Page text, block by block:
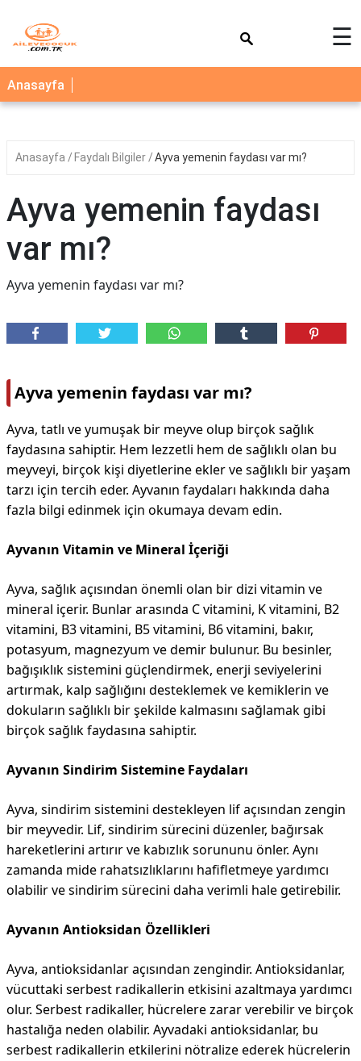
AİLE
ÇOCUK
SAĞLIK
BLOG
FAYDALI
TARİFLERİ
☰
Anasayfa
Anasayfa Faydalı Bilgiler Ayva yemenin faydası var mı?
Ayva yemenin faydası
var mı?
Ayva yemenin faydası var mı?
Ayva yemenin faydası var mı?
Ayva, tatlı ve yumuşak bir meyve olup birçok sağlık
faydasına sahiptir. Hem lezzetli hem de sağlıklı olan bu
meyveyi, birçok kişi diyetlerine ekler ve sağlıklı bir yaşam
tarzı için tercih eder. Ayvanın faydaları hakkında daha
fazla bilgi edinmek için okumaya devam edin.
Ayvanın Vitamin ve Mineral İçeriği
Ayva, sağlık açısından önemli olan bir dizi vitamin ve
mineral içerir. Bunlar arasında C vitamini, K vitamini, B2
vitamini, B3 vitamini, B5 vitamini, B6 vitamini, bakır,
potasyum, magnezyum ve demir bulunur. Bu besinler,
bağışıklık sistemini güçlendirmek, enerji seviyelerini
artırmak, kalp sağlığını desteklemek ve kemiklerin ve
dokuların sağlıklı bir şekilde kalmasını sağlamak gibi
birçok sağlık faydasına sahiptir.
Ayvanın Sindirim Sistemine Faydaları
Ayva, sindirim sistemini destekleyen lif açısından zengin
bir meyvedir. Lif, sindirim sürecini düzenler, bağırsak
hareketlerini artırır ve kabızlık sorununu önler. Aynı
zamanda mide rahatsızlıklarını hafifletmeye yardımcı
olabilir ve sindirim sürecini daha verimli hale getirebilir.
Ayvanın Antioksidan Özellikleri
Ayva, antioksidanlar açısından zengindir. Antioksidanlar,
vücuttaki serbest radikallerin etkisini azaltmaya yardımcı
olur. Serbest radikaller, hücrelere zarar verebilir ve birçok
hastalığa neden olabilir. Ayvadaki antioksidanlar, bu
serbest radikallerin etkilerini nötralize ederek hücrelerin